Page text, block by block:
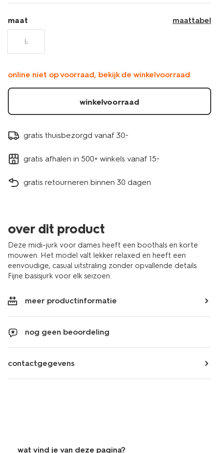
maat maattabel
L
online niet op voorraad, bekijk de winkelvoorraad
winkelvoorraad
gratis thuisbezorgd vanaf 30.-
gratis afhalen in 500+ winkels vanaf 15.-
gratis retourneren binnen 30 dagen
over dit product
Deze midi-jurk voor dames heeft een boothals en korte
mouwen. Het model valt lekker relaxed en heeft een
eenvoudige, casual uitstraling zonder opvallende details.
Fijne basisjurk voor elk seizoen.
meer productinformatie
nog geen beoordeling
contactgegevens
wat vind je van deze pagina?